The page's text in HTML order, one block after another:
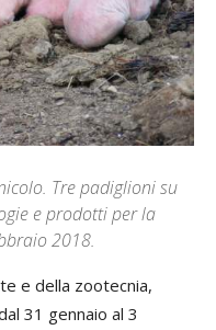
Tre padiglioni su
e prodotti per la
2018.
e della zootecnia,
31 gennaio al 3